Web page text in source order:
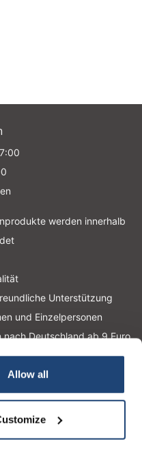
Allow all
werden innerhalb
Unterstützung
und Einzelpersonen
nach Deutschland ab 9 Euro
omschrijving hoe u het
van chemicaliën.